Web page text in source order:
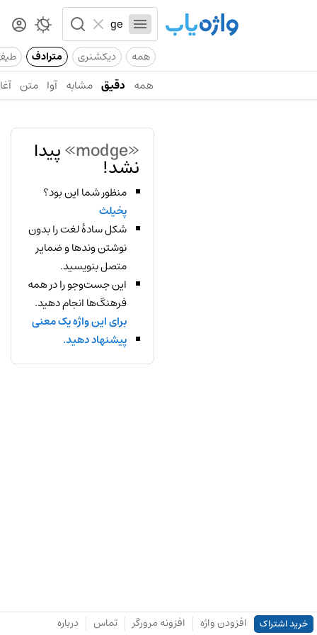
همه دیکشنری مترادف
همه دقیق مشابه آوا متن
«modge» پیدا
نشد!
منظور شما این بود؟
پخیلث
شکل سادهٔ لغت را بدون
نوشتن وندها و ضمایر
متصل بنویسید.
این جست‌وجو را در همه
فرهنگ‌ها انجام دهید.
برای این واژه یک معنی
پیشنهاد دهید.
خرید اشتراک افزودن واژه افزونه مرورگر تماس درباره